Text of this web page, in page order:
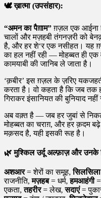
🕊️ख़ात्मा (उपसंहार):
“अमन का पैग़ाम”ग़ज़ल एक आईना
चालों और मज़हबी तंगनज़री को
है, और हर शे‘र एक नसीहत। यह
का हल नहीं रही — मोहब्बत ही एक
कामयाबी की जानिब ले जाता है।
‘क़बीर’ इस ग़ज़ल के ज़रिए
करता है। वो कहता है कि जब तक
गिराकर इंसानियत की बुनियाद
अब वक़्त है — जब हर जुबां से
मोहब्बत का चराग़, और हर क़दम
मक़सद है, यही इसकी रूह है।
🌿मुश्किल उर्दू अल्फ़ाज़ और उनके
अशआर= शेरों का समूह,सिलसिला
राजनीति,मज़हब= धर्म,हमआहंगी
एकता,तहरीर= लेख,सदाएं=